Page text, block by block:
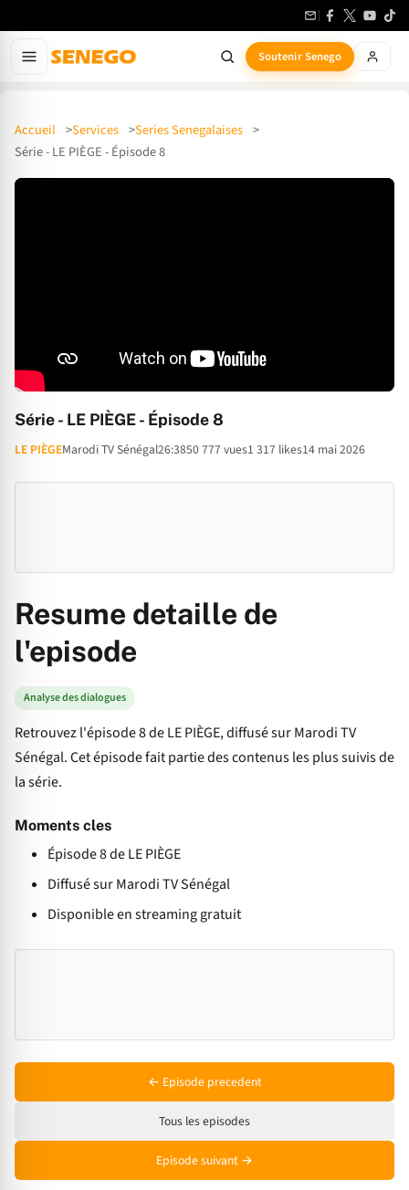
Soutenir Senego
Accueil Services
Series Senegalaises
Série - LE PIÈGE - Épisode 8
Série - LE PIÈGE - Épisode 8
LE PIÈGEMarodi TV Sénégal26:3850 777 vues1 317 likes14 mai 2026
Resume detaille de
l'episode
Analyse des dialogues
Retrouvez l'épisode 8 de LE PIÈGE, diffusé sur Marodi TV
Sénégal. Cet épisode fait partie des contenus les plus suivis de
la série.
Moments cles
Épisode 8 de LE PIÈGE
Diffusé sur Marodi TV Sénégal
Disponible en streaming gratuit
← Episode precedent
Tous les episodes
Episode suivant →